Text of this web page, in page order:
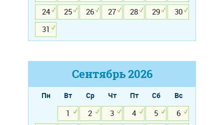
24
25 26 27 28 29
30
31
Сентябрь2026
Пн Вт Ср Чт Пт Сб
Вс
1
2 3 4 5
6